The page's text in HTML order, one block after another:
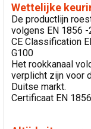
Wettelijke
De productlijn
volgens EN 1856 -
CE Classification
G100
Het rookkanaal
verplicht zijn voor
Duitse markt.
Certificaat EN